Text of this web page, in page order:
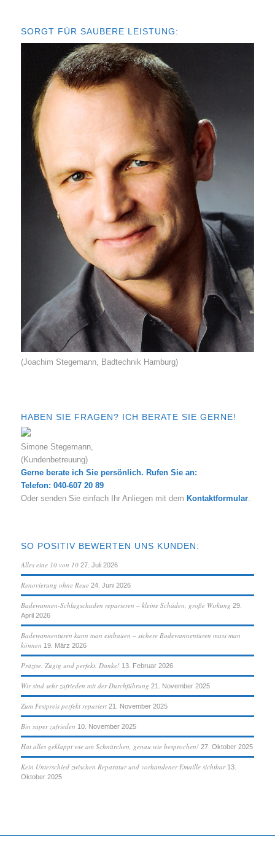
SORGT FÜR SAUBERE LEISTUNG:
(Joachim Stegemann, Badtechnik Hamburg)
HABEN SIE FRAGEN? ICH BERATE SIE GERNE!
Simone Stegemann,
(Kundenbetreuung)
Gerne berate ich Sie persönlich. Rufen Sie an:
Telefon: 040-607 20 89
Oder senden Sie einfach Ihr Anliegen mit dem Kontaktformular.
SO POSITIV BEWERTEN UNS KUNDEN:
Alles eine 10 von 10 27. Juli 2026
Renovierung ohne Reue 24. Juni 2026
Badewannen-Schlagschaden reparieren – kleine Schäden, große Wirkung 29.
April 2026
Badewannentüren kann man einbauen – sichere Badewannentüren muss man
können 19. März 2026
Präzise. Zügig und perfekt. Danke! 13. Februar 2026
Wir sind sehr zufrieden mit der Durchführung 21. November 2025
Zum Festpreis perfekt repariert 21. November 2025
Bin super zufrieden 10. November 2025
Hat alles geklappt wie am Schnürchen, genau wie besprochen! 27. Oktober 2025
Kein Unterschied zwischen Reparatur und vorhandener Emaille sichtbar 13.
Oktober 2025